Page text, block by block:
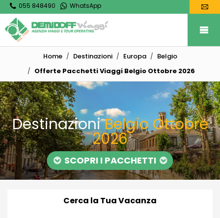
055 848490 WhatsApp
Home Destinazioni Europa
Belgio
Offerte Pacchetti Viaggi Belgio Ottobre 2026
DestinazioniBelgio Ottobre
2026
SCOPRI I PACCHETTI
Cerca la Tua Vacanza